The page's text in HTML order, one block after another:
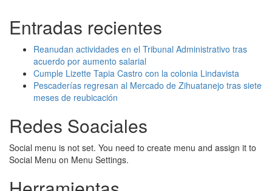
Entradas recientes
Reanudan actividades en el Tribunal Administrativo tras
acuerdo por aumento salarial
Cumple Lizette Tapia Castro con la colonia Lindavista
Pescaderías regresan al Mercado de Zihuatanejo tras siete
meses de reubicación
Redes Soaciales
Social menu is not set. You need to create menu and assign it to
Social Menu on Menu Settings.